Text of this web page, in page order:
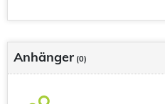
Anhänger (0)